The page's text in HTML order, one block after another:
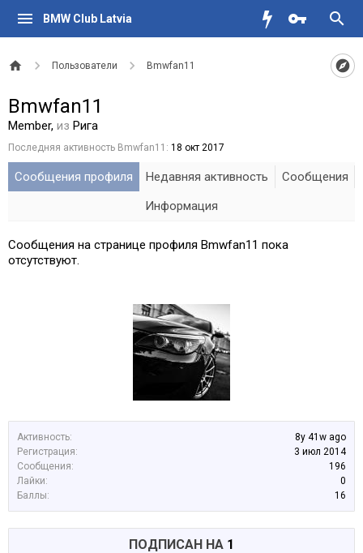
BMW Club Latvia
Пользователи Bmwfan11
Активность:
8y 41w ago
Регистрация:
3 июл 2014
Сообщения:
196
Лайки:
0
Баллы:
16
ПОДПИСАН НА 1
Bmwfan11
Member, из Рига
Последняя активность Bmwfan11: 18 окт 2017
Сообщения профиля Недавняя активность
Сообщения
Информация
Сообщения на странице профиля Bmwfan11 пока
отсутствуют.